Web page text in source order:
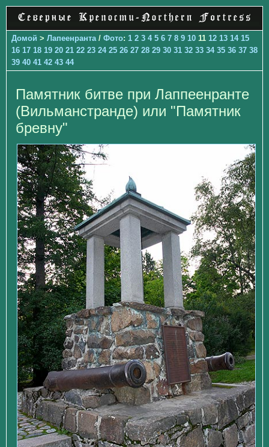
Домой > Лапеенранта / Фото: 1 2 3 4 5 6 7 8 9 10 11 12 13 14 15
16 17 18 19 20 21 22 23 24 25 26 27 28 29 30 31 32 33 34 35 36 37 38
39 40 41 42 43 44
Памятник битве при Лаппеенранте
(Вильманстранде) или "Памятник
бревну"